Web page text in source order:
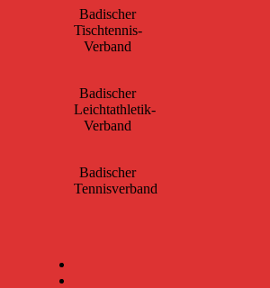
Badischer
Tischtennis-
Verband
Badischer
Leichtathletik-
Verband
Badischer
Tennisverband